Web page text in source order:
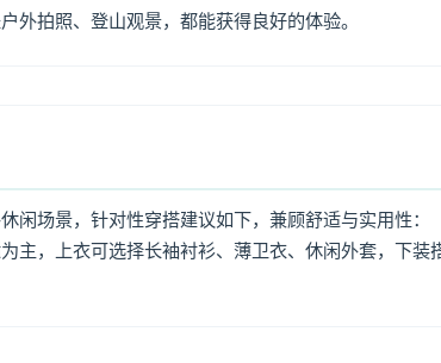
外拍照、登山观景，都能获得良好的体验。
闲场景，针对性穿搭建议如下，兼顾舒适与实用性：
主，上衣可选择长袖衬衫、薄卫衣、休闲外套，下